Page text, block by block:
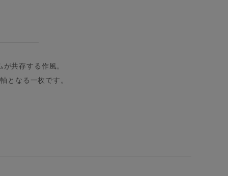
共存する作風。
となる一枚です。